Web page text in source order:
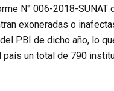
N° 006-2018-SUNAT
exoneradas o
PBI de dicho año, lo
país un total de 790